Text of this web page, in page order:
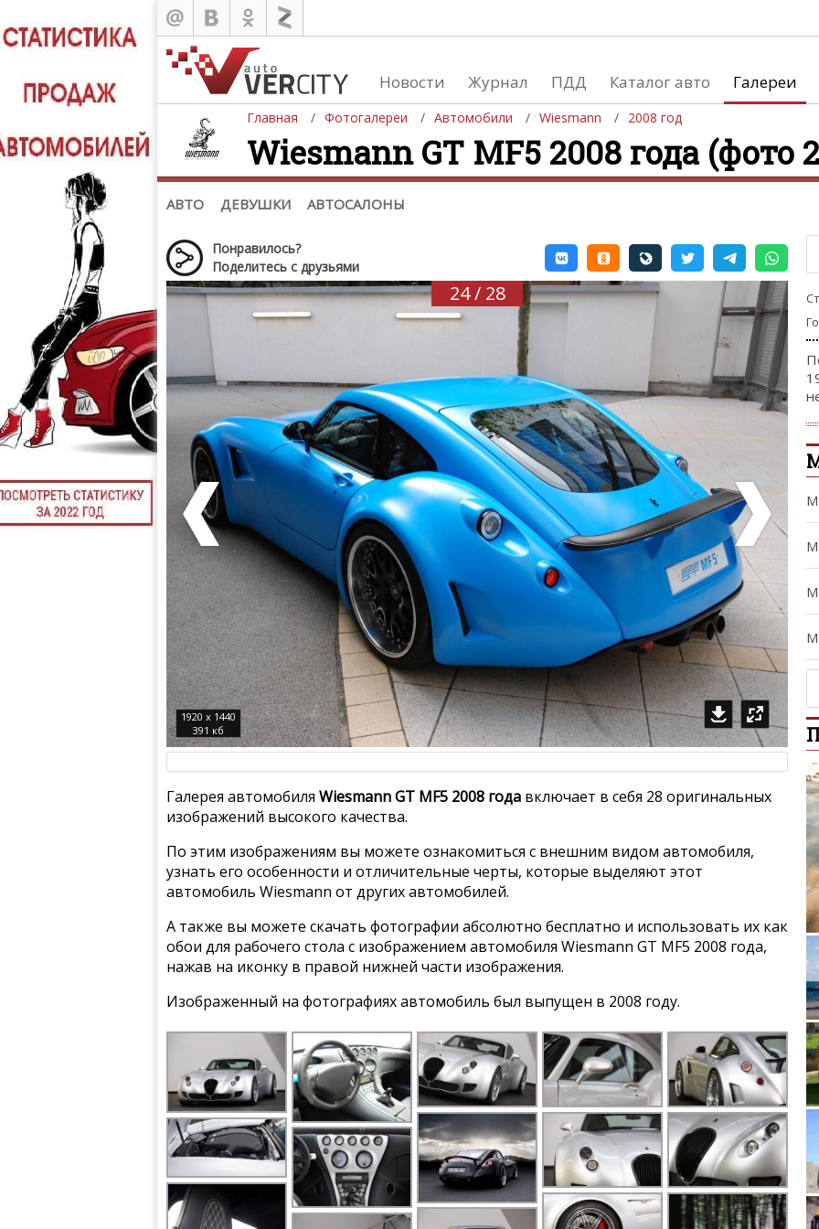
Новости Журнал ПДД Каталог авто Галереи
Главная Фотогалереи Автомобили Wiesmann 2008 год
Wiesmann GT MF5 2008 года (фото
АВТО ДЕВУШКИ АВТОСАЛОНЫ
Автомобили
Последние добавления
Список марок
(+1102)
Девушки
Девушки и автомобили
Девушки и мото
Автосалоны
Список мировых автосалонов
Понравилось?
Поделитесь с друзьями
24 / 28
1920 x 1440
391 кб
Галерея автомобиля Wiesmann GT MF5 2008 года включает в себя 28 оригинальных
изображений высокого качества.
По этим изображениям вы можете ознакомиться с внешним видом автомобиля,
узнать его особенности и отличительные черты, которые выделяют этот
автомобиль Wiesmann от других автомобилей.
А также вы можете скачать фотографии абсолютно бесплатно и использовать их как
обои для рабочего стола с изображением автомобиля Wiesmann GT MF5 2008 года,
нажав на иконку в правой нижней части изображения.
Изображенный на фотографиях автомобиль был выпущен в 2008 году.